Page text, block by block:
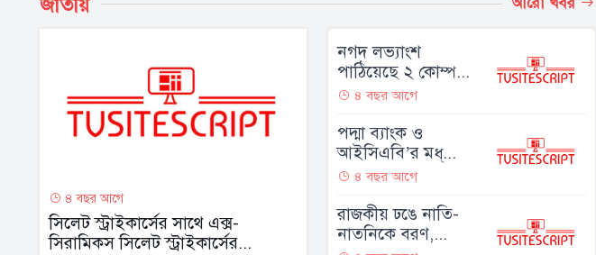
৪ বছর আগে
সিলেট স্ট্রাইকার্সের সাথে এক্স-
সিরামিকস সিলেট স্ট্রাইকার্সের...
নগদ লভ্যাংশ
পাঠিয়েছে ২ কোম্প...
৪ বছর আগে
পদ্মা ব্যাংক ও
আইসিএবি’র মধ্...
৪ বছর আগে
রাজকীয় ঢঙে নাতি-
নাতনিকে বরণ,...